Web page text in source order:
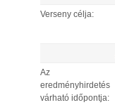
Verseny célja:
Az
eredményhirdetés
várható időpontja: